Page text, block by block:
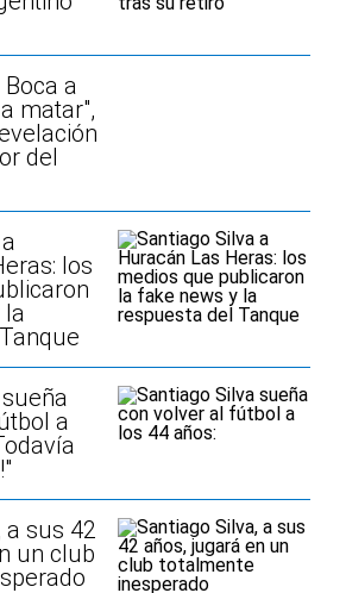
a
matar",
del
los
la
a
a sus 42
un club